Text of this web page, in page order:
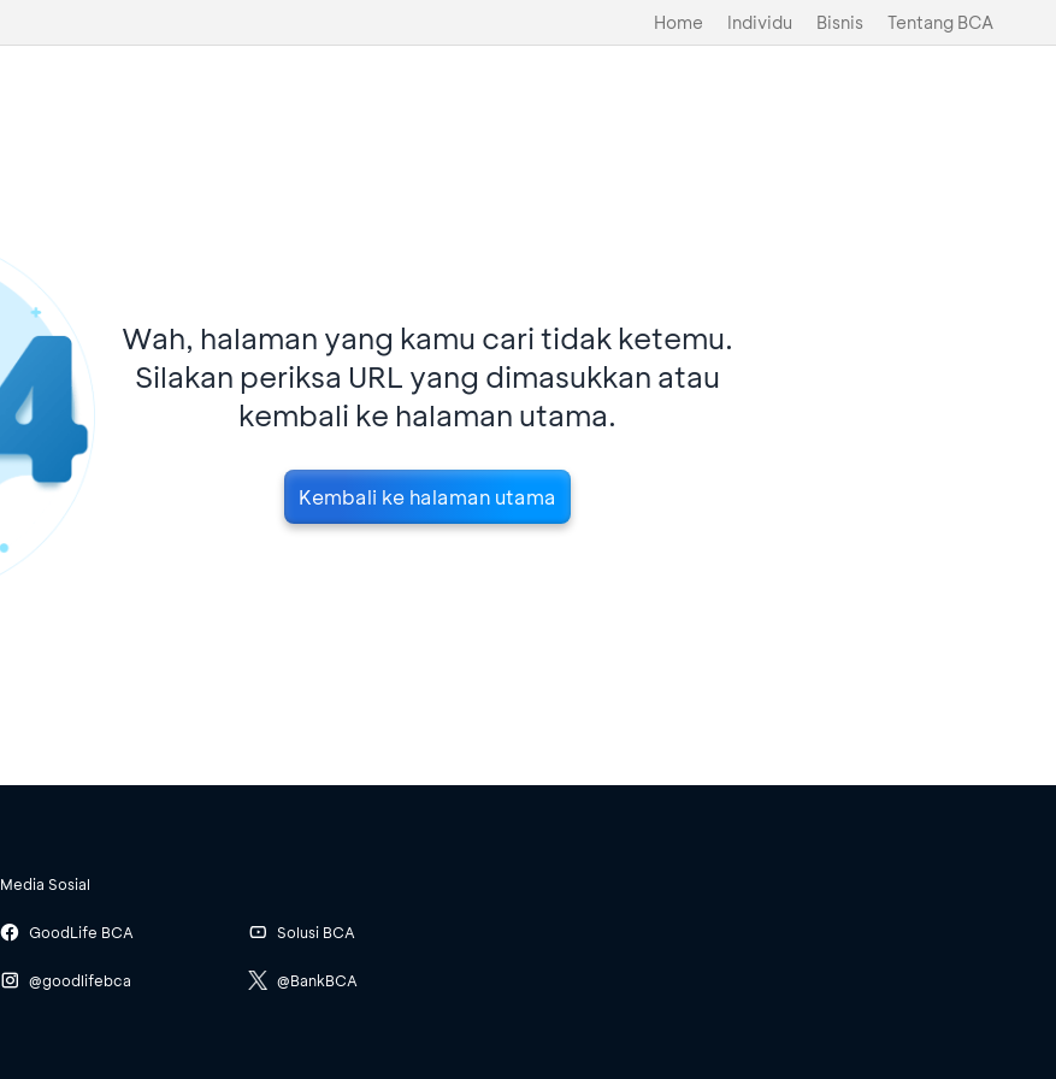
Home Individu Bisnis Tentang BCA
Wah, halaman yang kamu cari tidak ketemu.
Silakan periksa URL yang dimasukkan atau
kembali ke halaman utama.
Kembali ke halaman utama
Media Sosial
GoodLife BCA
@goodlifebca
Solusi BCA
@BankBCA